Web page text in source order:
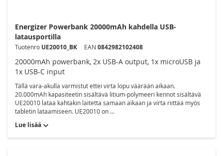
Energizer Powerbank 20000mAh kahdella USB-
latausportilla
Tuotenro UE20010_BK EAN 0842982102408
20000mAh powerbank, 2x USB-A output, 1x microUSB ja
1x USB-C input
Tällä vara-akulla varmistut ettei virta lopu väärään aikaan.
20.000mAh kapasiteetin sisältävä litium-polymeeri kennot sisältävä
UE20010 lataa kahtakin laitetta samaan aikaan ja virta riittää myös
tabletin lataamiseen. UE20010 on ...
Lue lisää